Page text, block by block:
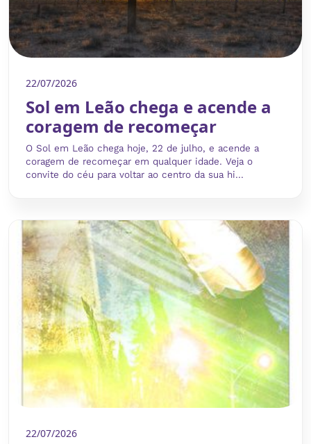
22/07/2026
Sol em Leão chega e acende a
coragem de recomeçar
O Sol em Leão chega hoje, 22 de julho, e acende a
coragem de recomeçar em qualquer idade. Veja o
convite do céu para voltar ao centro da sua hi...
22/07/2026